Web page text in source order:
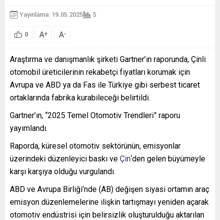
Yayınlama: 19.05.2025 5
0 A+ A-
Araştırma ve danışmanlık şirketi Gartner’ın raporunda, Çinli
otomobil üreticilerinin rekabetçi fiyatları korumak için
Avrupa ve ABD ya da Fas ile Türkiye gibi serbest ticaret
ortaklarında fabrika kurabileceği belirtildi.
Gartner’ın, “2025 Temel Otomotiv Trendleri” raporu
yayımlandı.
Raporda, küresel otomotiv sektörünün, emisyonlar
üzerindeki düzenleyici baskı ve Çin‘den gelen büyümeyle
karşı karşıya olduğu vurgulandı.
ABD ve Avrupa Birliği’nde (AB) değişen siyasi ortamın araç
emisyon düzenlemelerine ilişkin tartışmayı yeniden açarak
otomotiv endüstrisi için belirsizlik oluşturulduğu aktarılan